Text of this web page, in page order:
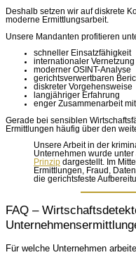
Deshalb setzen wir auf diskrete
moderne Ermittlungsarbeit.
Unsere Mandanten profitieren
schneller Einsatzfähigkeit
internationaler Vernetzung
moderner OSINT-Analyse
gerichtsverwertbaren
diskreter Vorgehensweise
langjähriger Erfahrung
enger Zusammenarbeit
Gerade bei sensiblen
Ermittlungen häufig über den
Unsere Arbeit in der
Unternehmen wurde
Prinzip dargestellt. Im
Ermittlungen, Fraud,
die gerichtsfeste
FAQ –
Für welche Unternehmen